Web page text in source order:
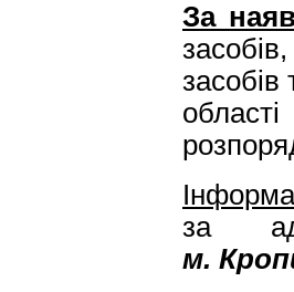
За
засобів,
засобів
за
м.